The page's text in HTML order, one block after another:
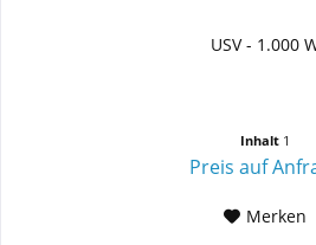
USV - 1.000
Inhalt 1
Preis auf
Merken